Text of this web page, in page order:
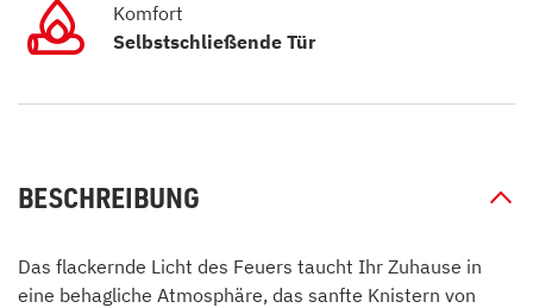
Komfort
Selbstschließende Tür
BESCHREIBUNG
Das flackernde Licht des Feuers taucht Ihr Zuhause in
eine behagliche Atmosphäre, das sanfte Knistern von